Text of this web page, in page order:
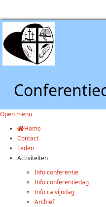
Open menu
Home
Contact
Leden
Activiteiten
Info conferentie
Info conferentiedag
Info calvijndag
Archief